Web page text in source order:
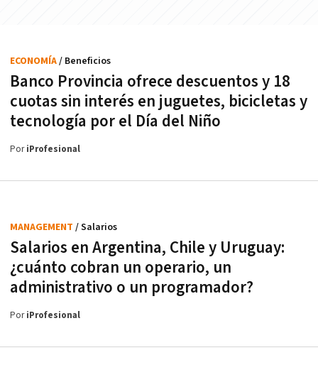
Banco Provincia ofrece descuentos y 18
cuotas sin interés en juguetes, bicicletas y
tecnología por el Día del Niño
ECONOMÍA/ Beneficios
PoriProfesional
Salarios en Argentina, Chile y Uruguay:
¿cuánto cobran un operario, un
administrativo o un programador?
MANAGEMENT / Salarios
PoriProfesional